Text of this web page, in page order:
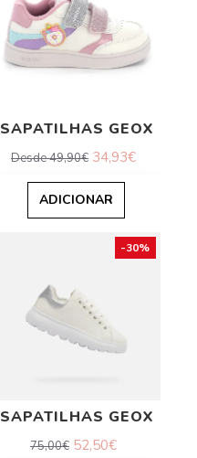
SAPATILHAS GEOX
Desde 49,90€ 34,93€
ADICIONAR
-30%
SAPATILHAS GEOX
75,00€ 52,50€